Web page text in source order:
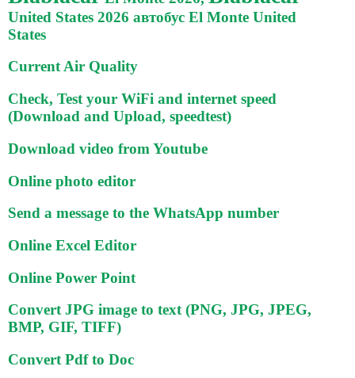
United States 2026 автобус El Monte United
States
Current Air Quality
Check, Test your WiFi and internet speed
(Download and Upload, speedtest)
Download video from Youtube
Online photo editor
Send a message to the WhatsApp number
Online Excel Editor
Online Power Point
Convert JPG image to text (PNG, JPG, JPEG,
BMP, GIF, TIFF)
Convert Pdf to Doc